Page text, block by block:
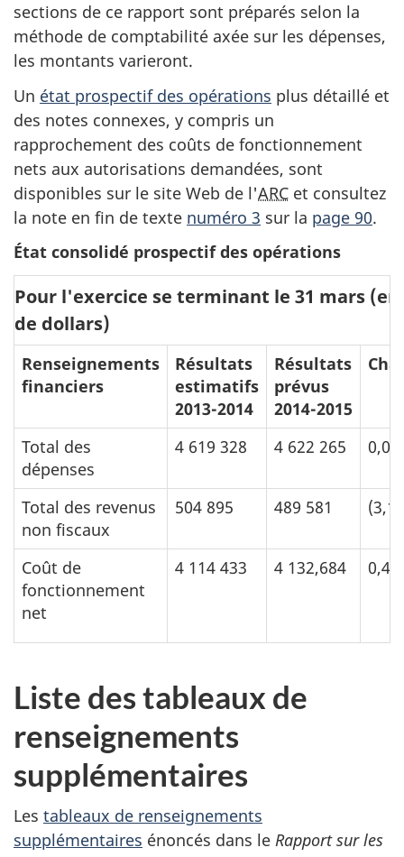
sections de ce rapport sont préparés selon la
méthode de comptabilité axée sur les dépenses,
les montants varieront.
Un état prospectif des opérations plus détaillé et
des notes connexes, y compris un
rapprochement des coûts de fonctionnement
nets aux autorisations demandées, sont
disponibles sur le site Web de l'ARC et consultez
la note en fin de texte numéro 3 sur la page 90.
État consolidé prospectif des opérations
Pour l'exercice se terminant le 31 mars
de dollars)
Renseignements
financiers
Résultats
estimatifs
2013­-2014
Résultats
prévus
2014­-2015
Total des
dépenses
4 619 328 4 622 265 0,06
Total des revenus
non fiscaux
504 895 489 581
Coût de
fonctionnement
net
4 114 433 4 132,684 0,44
Liste des tableaux de
renseignements
supplémentaires
Les tableaux de renseignements
supplémentaires énoncés dans le Rapport sur les